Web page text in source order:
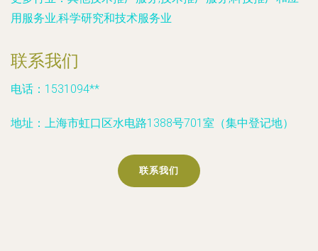
用服务业,科学研究和技术服务业
联系我们
电话：1531094**
地址：上海市虹口区水电路1388号701室（集中登记地）
联系我们